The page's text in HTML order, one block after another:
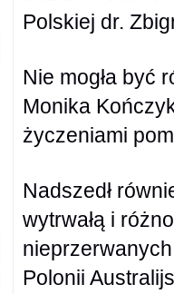
Polskiej dr.
Nie mogła być
Monika
życzeniami
Nadszedł
wytrwałą i
Polonii